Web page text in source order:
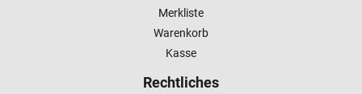
Merkliste
Warenkorb
Kasse
Rechtliches